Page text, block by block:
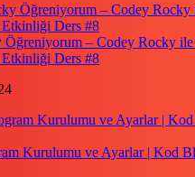
Öğreniyorum – Codey Rocky ile
Ders #8
Kurulumu ve Ayarlar | Kod